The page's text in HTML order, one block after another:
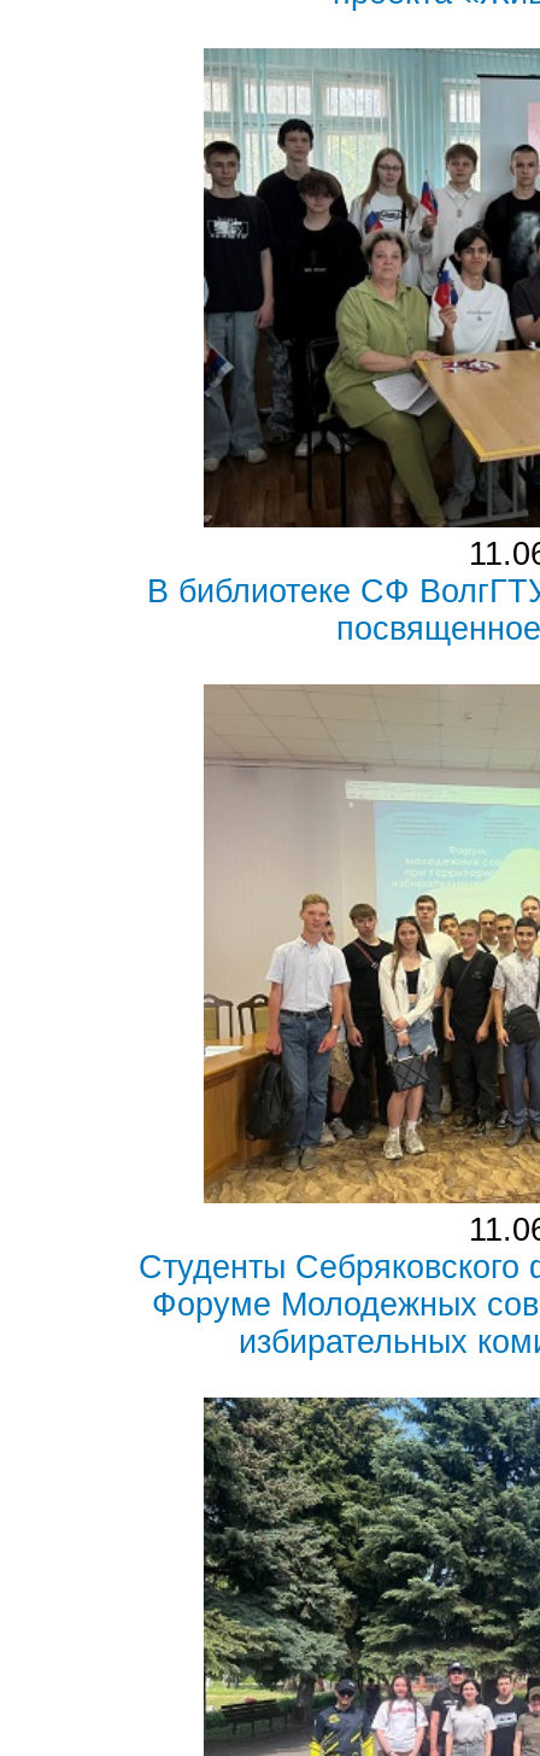
В библиотеке СФ
Студенты
Форуме Молодежных
избирательных